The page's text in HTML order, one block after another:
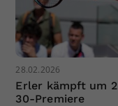
28.02.2026
Erler kämpft um
30-Premiere